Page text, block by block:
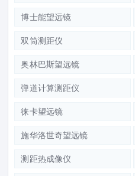
博士能望远镜
双筒测距仪
奥林巴斯望远镜
弹道计算测距仪
徕卡望远镜
施华洛世奇望远镜
测距热成像仪